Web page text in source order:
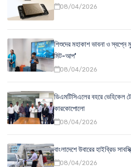
08/04/2026
শিশুদের মহাকাশ ভাবনা ও
মিট-আপ'
08/04/2026
ডিএমটিসিএলের বহরে ভেহিকেল
কারকোপোলো
08/04/2026
বাংলাদেশে উবারের হাইব্রিড
08/04/2026